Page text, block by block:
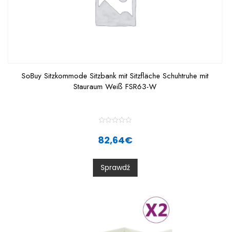
SoBuy Sitzkommode Sitzbank mit Sitzfläche Schuhtruhe mit
Stauraum Weiß FSR63-W
a
t
0
o
u
t
82,64€
Sprawdź